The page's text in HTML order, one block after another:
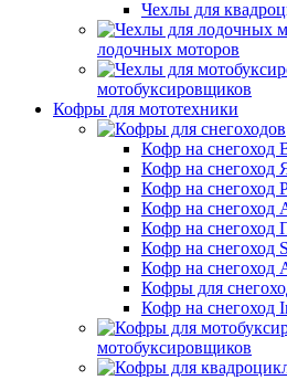
Чехлы для
лодочных моторов
мотобуксировщиков
Кофры для мототехники
Кофр на снегоход
Кофр на снегоход
Кофр на снегоход
Кофр на снегоход
Кофр на снегоход
Кофр на снегоход
Кофр на снегоход
Кофры для
Кофр на снегоход
мотобуксировщиков